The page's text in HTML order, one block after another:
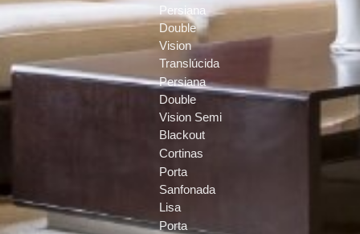
Persiana
Double
Vision
Translúcida
Persiana
Double
Vision Semi
Blackout
Cortinas
Porta
Sanfonada
Lisa
Porta